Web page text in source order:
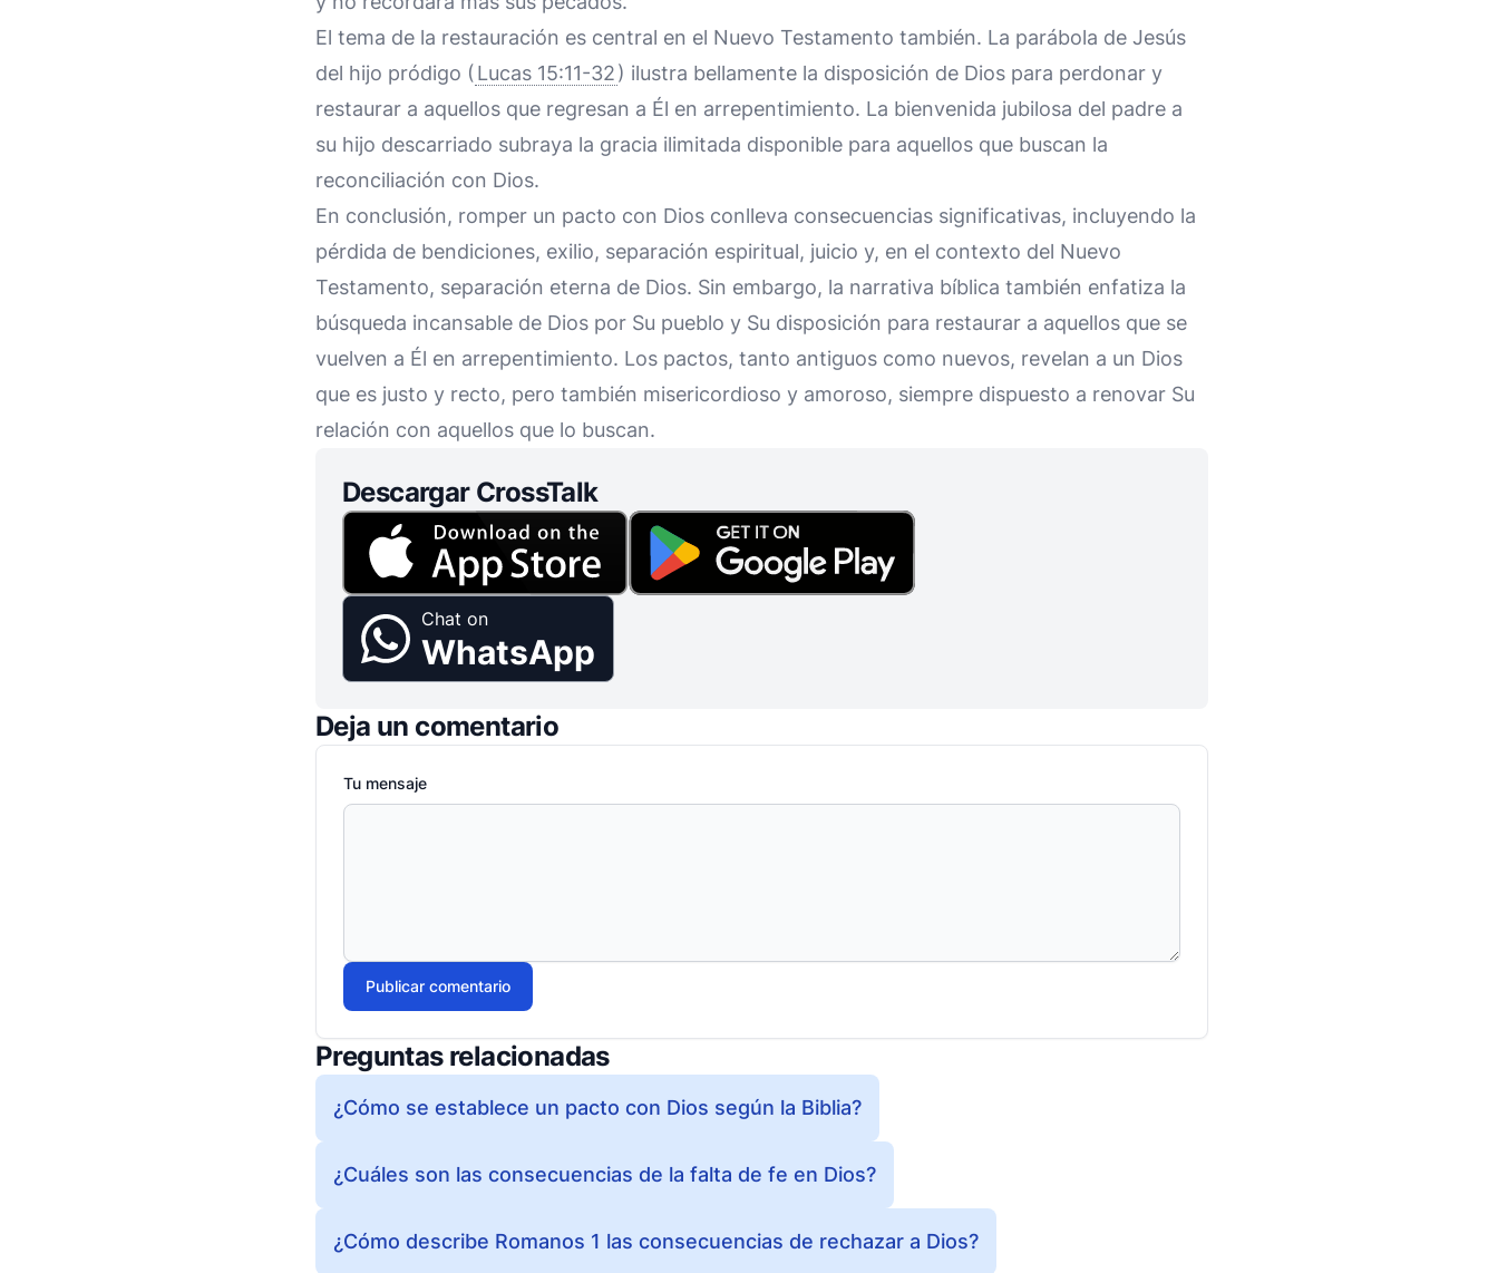
El tema de la restauración es central en el Nuevo Testamento también. La parábola de Jesús
del hijo pródigo ( Lucas 15:11-32) ilustra bellamente la disposición de Dios para perdonar y
restaurar a aquellos que regresan a Él en arrepentimiento. La bienvenida jubilosa del padre a
su hijo descarriado subraya la gracia ilimitada disponible para aquellos que buscan la
reconciliación con Dios.
En conclusión, romper un pacto con Dios conlleva consecuencias significativas, incluyendo la
pérdida de bendiciones, exilio, separación espiritual, juicio y, en el contexto del Nuevo
Testamento, separación eterna de Dios. Sin embargo, la narrativa bíblica también enfatiza la
búsqueda incansable de Dios por Su pueblo y Su disposición para restaurar a aquellos que se
vuelven a Él en arrepentimiento. Los pactos, tanto antiguos como nuevos, revelan a un Dios
que es justo y recto, pero también misericordioso y amoroso, siempre dispuesto a renovar Su
relación con aquellos que lo buscan.
Descargar CrossTalk
Chat on
WhatsApp
Deja un comentario
Tu mensaje
Publicar comentario
Preguntas relacionadas
¿Cómo se establece un pacto con Dios según la Biblia?
¿Cuáles son las consecuencias de la falta de fe en Dios?
¿Cómo describe Romanos 1 las consecuencias de rechazar a Dios?